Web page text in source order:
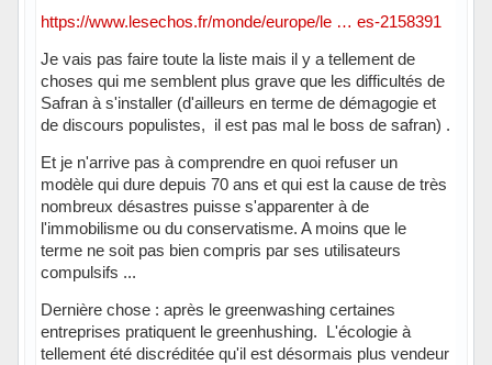
https://www.lesechos.fr/monde/europe/le … es-2158391
Je vais pas faire toute la liste mais il y a tellement de
choses qui me semblent plus grave que les difficultés de
Safran à s'installer (d'ailleurs en terme de démagogie et
de discours populistes, il est pas mal le boss de safran) .
Et je n'arrive pas à comprendre en quoi refuser un
modèle qui dure depuis 70 ans et qui est la cause de très
nombreux désastres puisse s'apparenter à de
l'immobilisme ou du conservatisme. A moins que le
terme ne soit pas bien compris par ses utilisateurs
compulsifs ...
Dernière chose : après le greenwashing certaines
entreprises pratiquent le greenhushing. L'écologie à
tellement été discréditée qu'il est désormais plus vendeur